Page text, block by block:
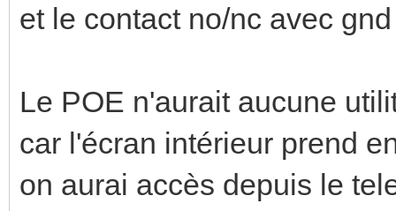
et le contact no/nc avec
Le POE n'aurait aucune
car l'écran intérieur prend
on aurai accès depuis le